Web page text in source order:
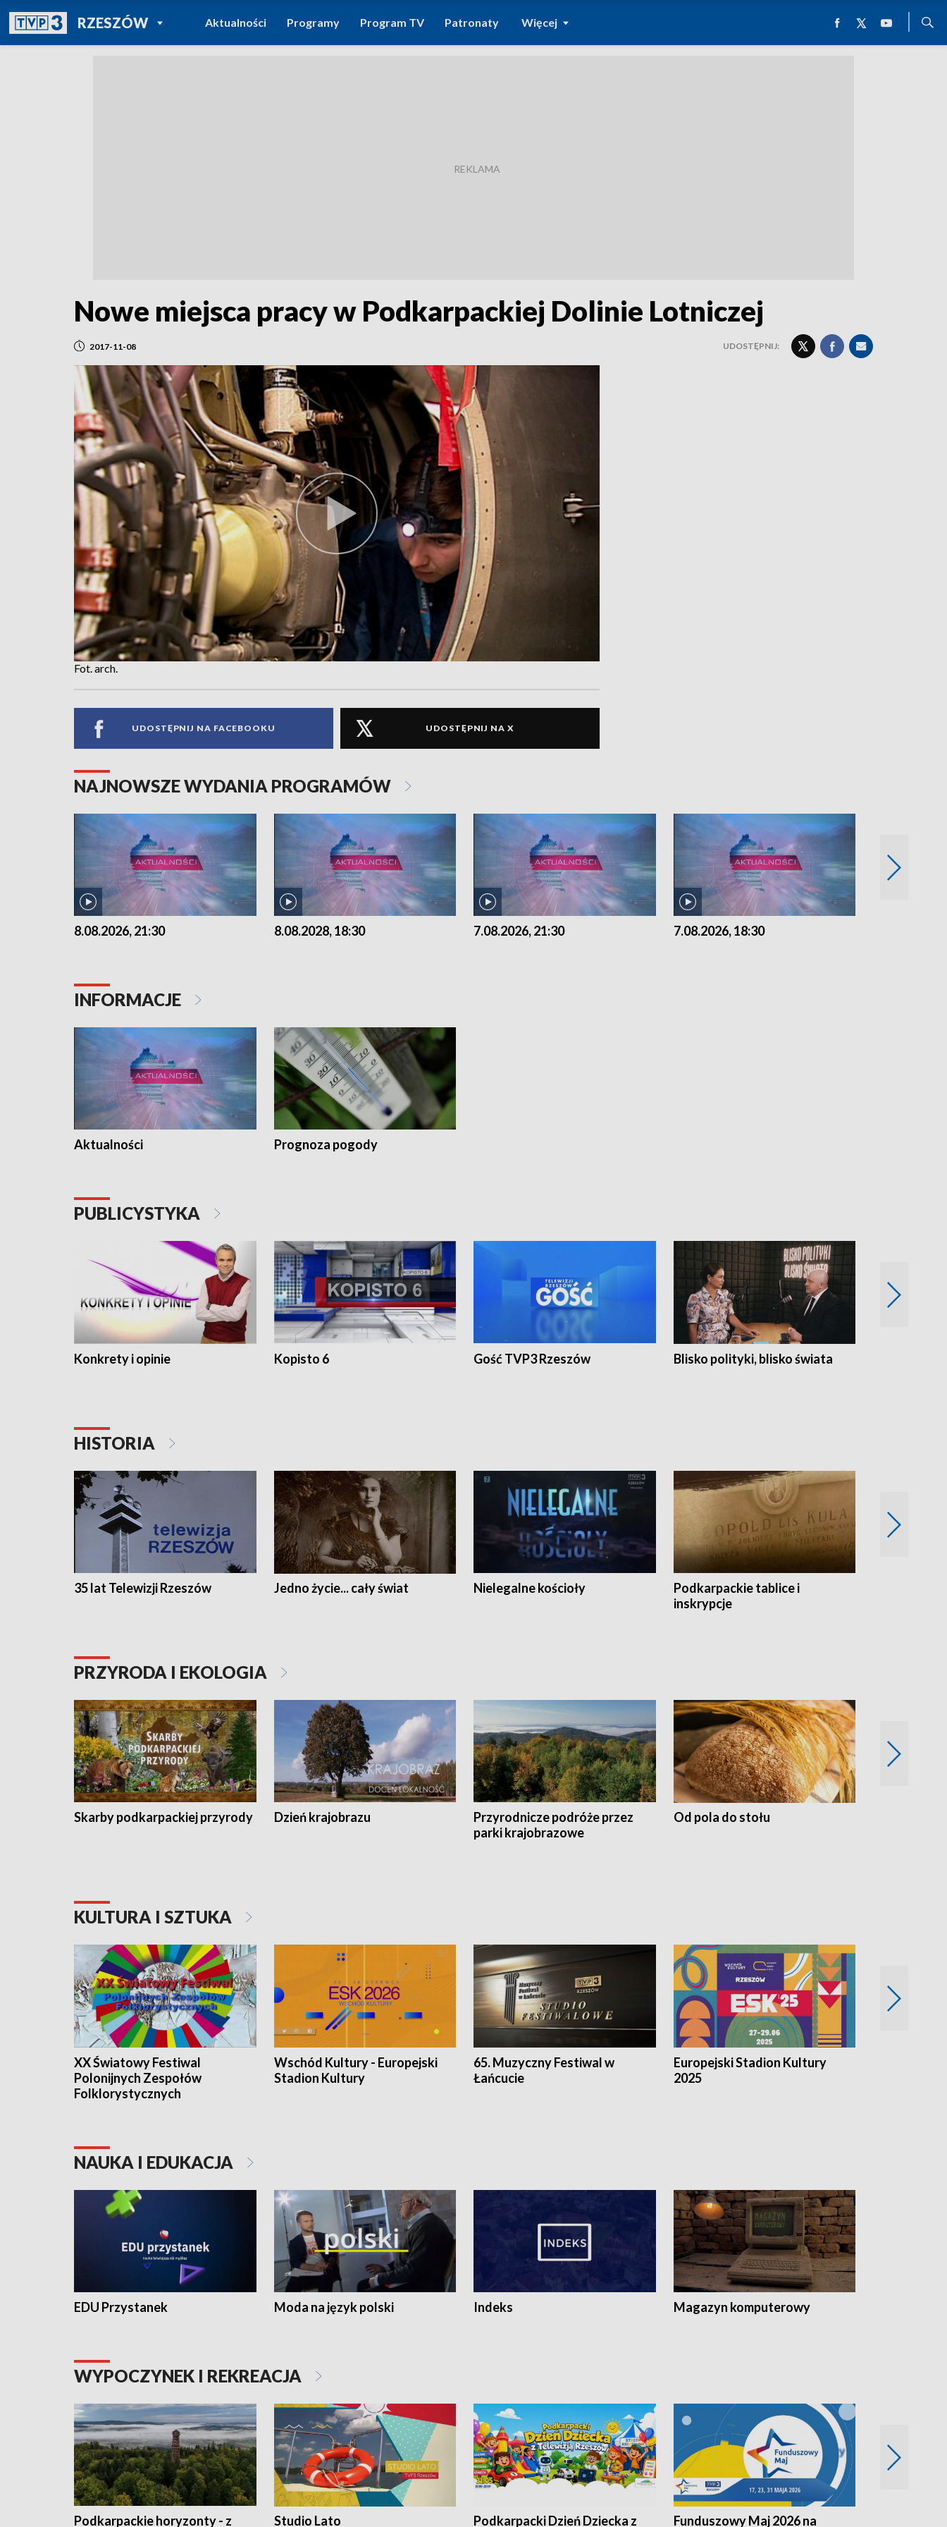
RZESZÓWPOWRÓT DO
TVP REGIONY
Aktualności Programy Program TV Patronaty Więcej
Nowe miejsca pracy w Podkarpackiej Dolinie Lotniczej
2017-11-08 UDOSTĘPNIJ:
Fot. arch.
UDOSTĘPNIJ NA FACEBOOKU UDOSTĘPNIJ NA X
NAJNOWSZE WYDANIA PROGRAMÓW
8.08.2026, 21:30 8.08.2028, 18:30 7.08.2026, 21:30 7.08.2026, 18:30
INFORMACJE
Aktualności Prognoza pogody
PUBLICYSTYKA
Konkrety i opinie Kopisto 6 Gość TVP3 Rzeszów Blisko polityki, blisko świata
HISTORIA
35 lat Telewizji Rzeszów Jedno życie... cały świat Nielegalne kościoły
Podkarpackie tablice i
inskrypcje
PRZYRODA I EKOLOGIA
Skarby podkarpackiej przyrody Dzień krajobrazu
Przyrodnicze podróże przez
parki krajobrazowe
Od pola do stołu
KULTURA I SZTUKA
XX Światowy Festiwal
Polonijnych Zespołów
Folklorystycznych
Wschód Kultury - Europejski
Stadion Kultury
65. Muzyczny Festiwal w
Łańcucie
Europejski Stadion Kultury
2025
NAUKA I EDUKACJA
EDU Przystanek Moda na język polski Indeks Magazyn komputerowy
WYPOCZYNEK I REKREACJA
Podkarpackie horyzonty - z Studio Lato Podkarpacki Dzień Dziecka z Funduszowy Maj 2026 na